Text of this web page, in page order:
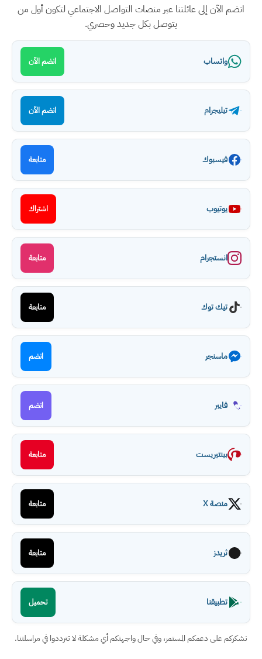
انضم الآن إلى عائلتنا عبر منصات التواصل الاجتماعي لتكون أول من
يتوصل بكل جديد وحصري.
واتساب انضم الآن
تيليجرام انضم الآن
فيسبوك متابعة
يوتيوب اشتراك
انستجرام متابعة
تيك توك متابعة
ماسنجر انضم
فايبر انضم
بينتيريست متابعة
منصة X متابعة
ثريدز متابعة
تطبيقنا تحميل
نشكركم على دعمكم المستمر، وفي حال واجهتكم أي مشكلة لا تترددوا في مراسلتنا.